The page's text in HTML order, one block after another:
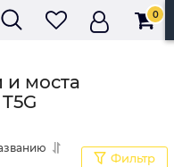
0
и моста
Фильтр